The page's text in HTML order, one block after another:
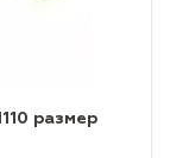
размер